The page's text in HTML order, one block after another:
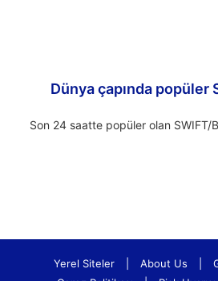
Dünya çapında popüler
Son 24 saatte popüler olan SWIFT/
Yerel Siteler About Us